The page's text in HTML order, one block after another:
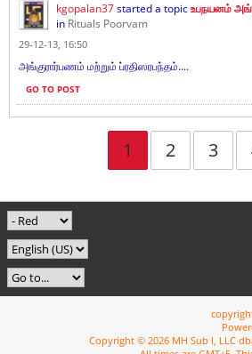
kgopalan37started a topicஉபநயனம்
in Rituals Poorvam
29-12-13, 16:50
அங்குரார்பணம் மற்றும் ப்ரதிஸரபந்தம்....
GO TO POST
1 2 3
Copyright © 2026 MH Sub I, LLC